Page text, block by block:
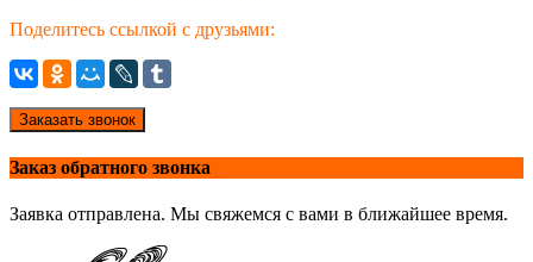
Поделитесь ссылкой с друзьями:
Заказать звонок
Заказ обратного звонка
Заявка отправлена. Мы свяжемся с вами в ближайшее время.